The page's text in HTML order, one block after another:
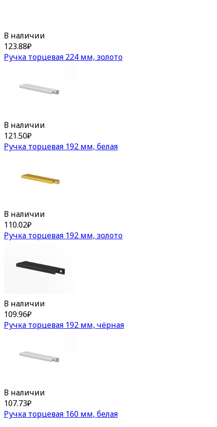
В наличии
123.88₽
Ручка торцевая 224 мм, золото
В наличии
121.50₽
Ручка торцевая 192 мм, белая
В наличии
110.02₽
Ручка торцевая 192 мм, золото
В наличии
109.96₽
Ручка торцевая 192 мм, чёрная
В наличии
107.73₽
Ручка торцевая 160 мм, белая